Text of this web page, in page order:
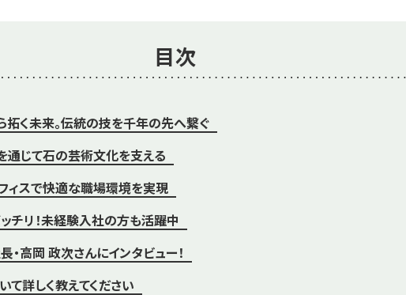
目次
拓く未来。伝統の技を千年の先へ繋ぐ
通じて石の芸術文化を支える
ィスで快適な職場環境を実現
チリ！未経験入社の方も活躍中
・高岡 政次さんにインタビュー！
て詳しく教えてください